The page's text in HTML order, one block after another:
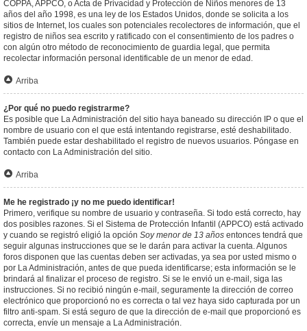
COPPA, APPCO, o Acta de Privacidad y Protección de Niños menores de 13
años del año 1998, es una ley de los Estados Unidos, donde se solicita a los
sitios de Internet, los cuales son potenciales recolectores de información, que el
registro de niños sea escrito y ratificado con el consentimiento de los padres o
con algún otro método de reconocimiento de guardia legal, que permita
recolectar información personal identificable de un menor de edad.
Arriba
¿Por qué no puedo registrarme?
Es posible que La Administración del sitio haya baneado su dirección IP o que el
nombre de usuario con el que está intentando registrarse, esté deshabilitado.
También puede estar deshabilitado el registro de nuevos usuarios. Póngase en
contacto con La Administración del sitio.
Arriba
Me he registrado ¡y no me puedo identificar!
Primero, verifique su nombre de usuario y contraseña. Si todo está correcto, hay
dos posibles razones. Si el Sistema de Protección Infantil (APPCO) está activado
y cuando se registró eligió la opción Soy menor de 13 años entonces tendrá que
seguir algunas instrucciones que se le darán para activar la cuenta. Algunos
foros disponen que las cuentas deben ser activadas, ya sea por usted mismo o
por La Administración, antes de que pueda identificarse; esta información se le
brindará al finalizar el proceso de registro. Si se le envió un e-mail, siga las
instrucciones. Si no recibió ningún e-mail, seguramente la dirección de correo
electrónico que proporcionó no es correcta o tal vez haya sido capturada por un
filtro anti-spam. Si está seguro de que la dirección de e-mail que proporcionó es
correcta, envíe un mensaje a La Administración.